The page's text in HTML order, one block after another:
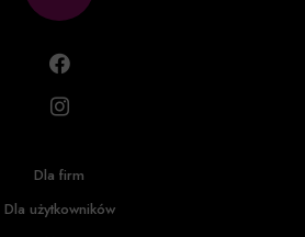
Dla firm
Dla użytkowników